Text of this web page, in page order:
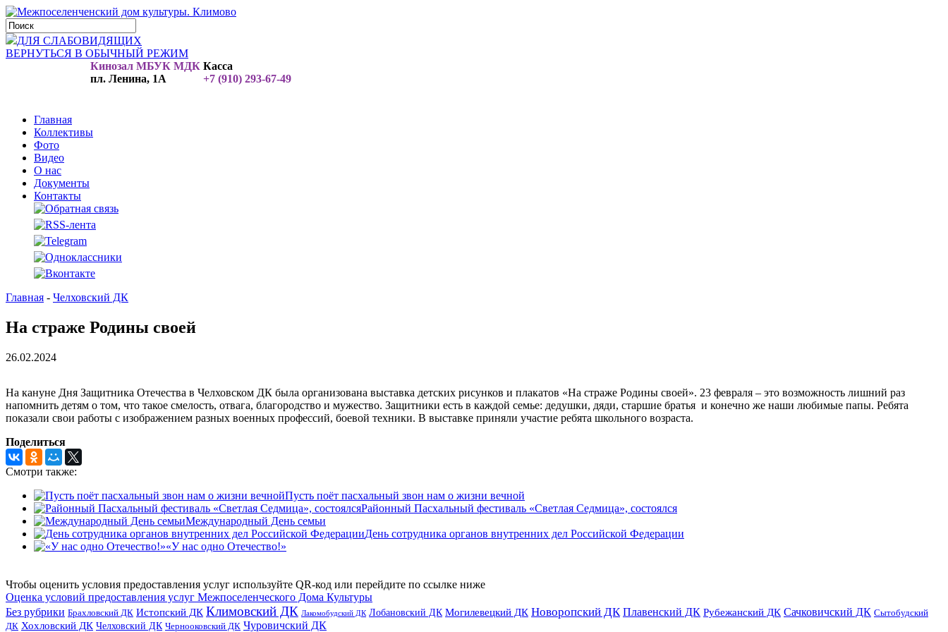
ДЛЯ СЛАБОВИДЯЩИХ
ВЕРНУТЬСЯ В ОБЫЧНЫЙ РЕЖИМ
Кинозал МБУК МДК
пл. Ленина, 1А
Касса
+7 (910) 293-67-49
Главная
Коллективы
Фото
Видео
О нас
Документы
Контакты
Главная - Челховский ДК
На страже Родины своей
26.02.2024
На кануне Дня Защитника Отечества в Челховском ДК была организована выставка детских рисунков и плакатов «На страже Родины своей». 23 февраля – это возможность лишний раз
напомнить детям о том, что такое смелость, отвага, благородство и мужество. Защитники есть в каждой семье: дедушки, дяди, старшие братья и конечно же наши любимые папы. Ребята
показали свои работы с изображением разных военных профессий, боевой техники. В выставке приняли участие ребята школьного возраста.
Поделиться
Смотри также:
Пусть поёт пасхальный звон нам о жизни вечной
Районный Пасхальный фестиваль «Светлая Седмица», состоялся
Международный День семьи
День сотрудника органов внутренних дел Российской Федерации
«У нас одно Отечество!»
Чтобы оценить условия предоставления услуг используйте QR-код или перейдите по ссылке ниже
Оценка условий предоставления услуг Межпоселенческого Дома Культуры
Без рубрики Брахловский ДК Истопский ДК Климовский ДК Лакомобудский ДК Лобановский ДК Могилевецкий ДК Новоропский ДК Плавенский ДК Рубежанский ДК Сачковичский ДК Сытобудский
ДК Хохловский ДК Челховский ДК Чернооковский ДК Чуровичский ДК